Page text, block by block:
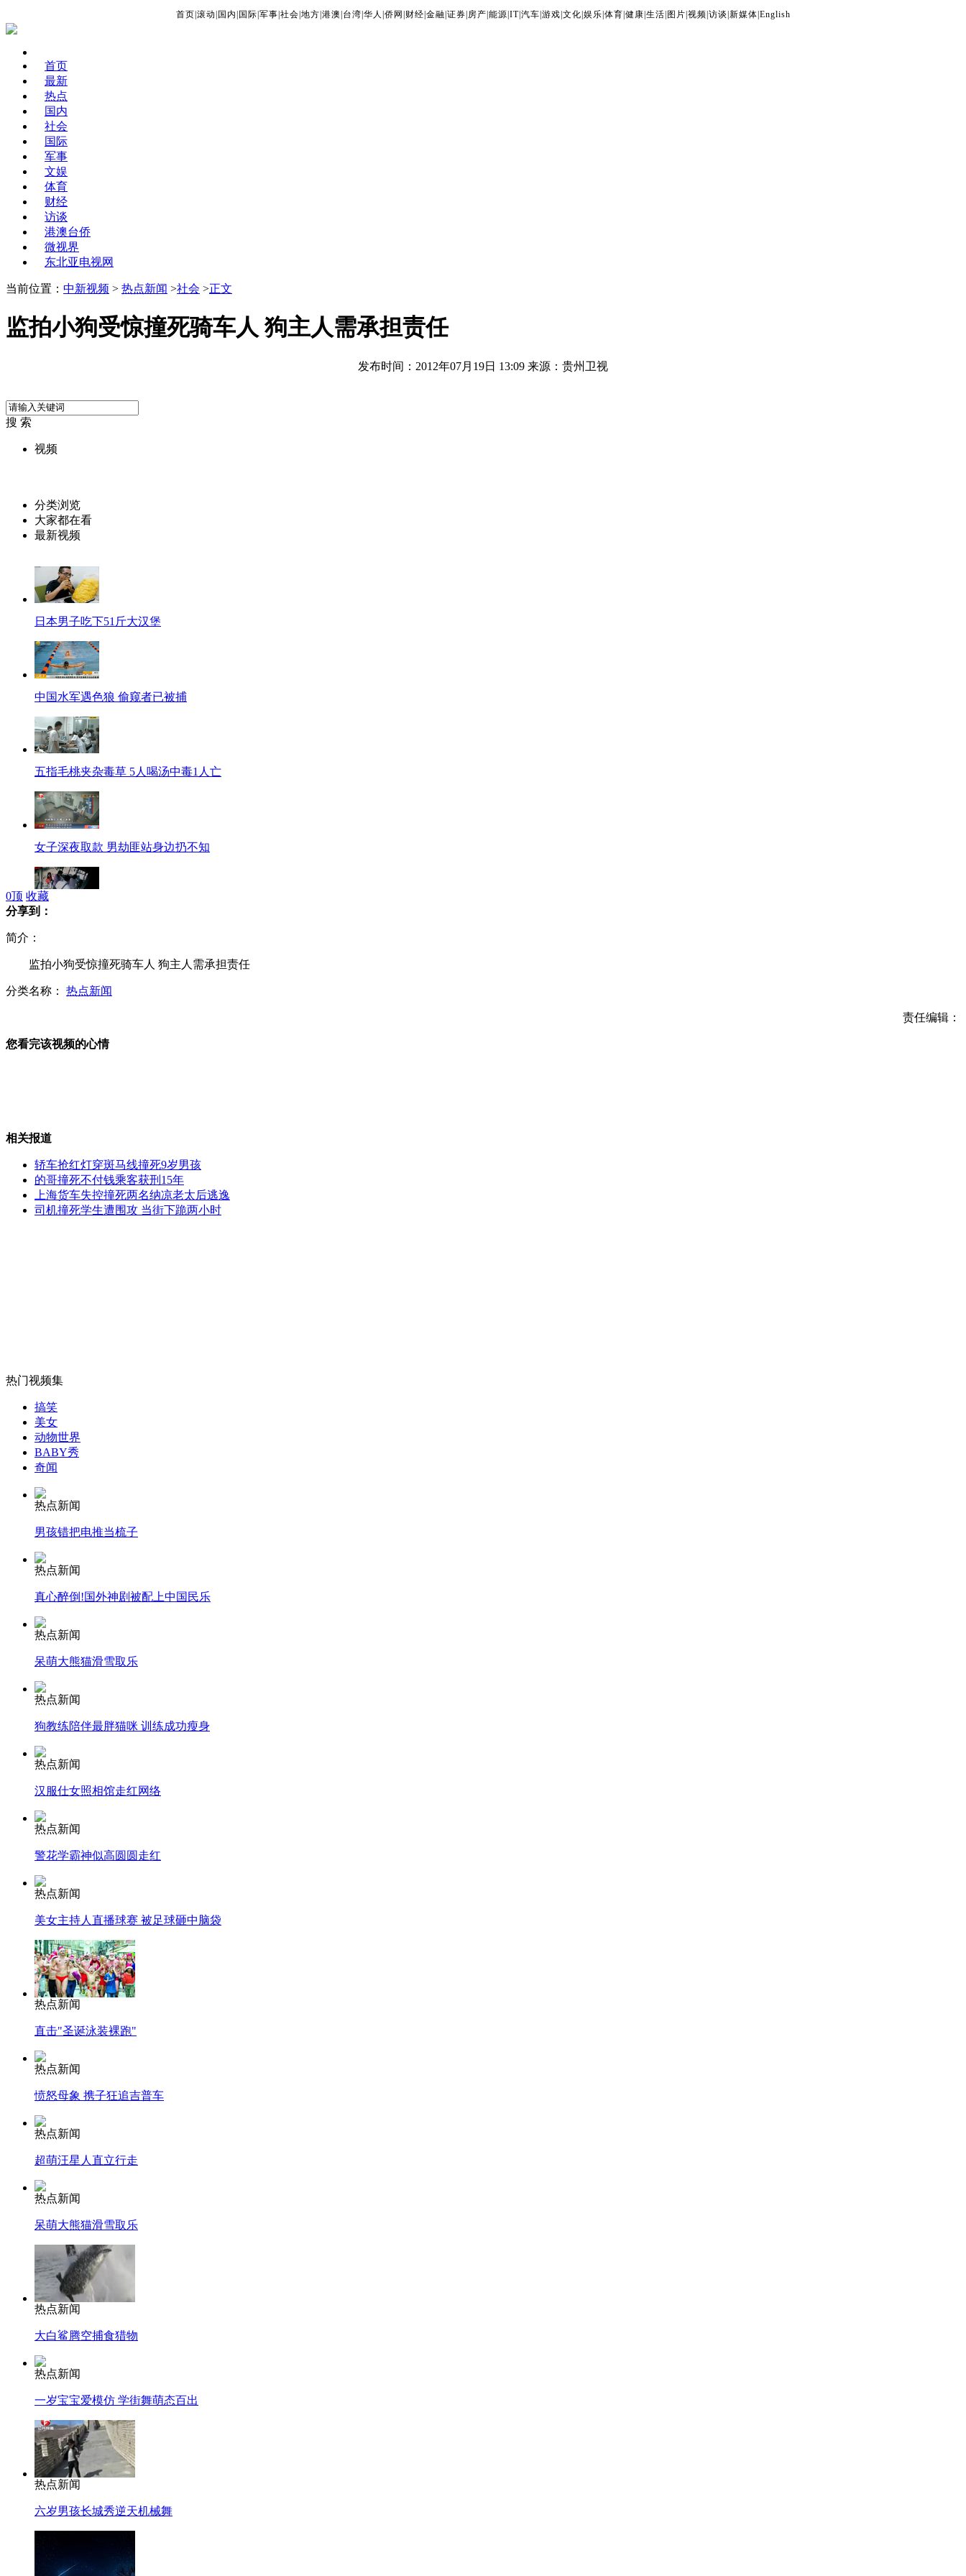
首页 滚动 国内 国际 军事 社会 地方 港澳 台湾 华人 侨网 财经 金融 证券 房产 能源 IT| 汽车 游戏 文化 娱乐 体育 健康 生活 图片 视频 访谈 新媒体 English
首页
最新
热点
国内
社会
国际
军事
文娱
体育
财经
访谈
港澳台侨
微视界
东北亚电视网
当前位置： 中新视频 > 热点新闻 >社会 >正文
监拍小狗受惊撞死骑车人 狗主人需承担责任
发布时间：2012年07月19日 13:09 来源：贵州卫视
搜 索
视频
分类浏览
大家都在看
最新视频
日本男子吃下51斤大汉堡
中国水军遇色狼 偷窥者已被捕
五指毛桃夹杂毒草 5人喝汤中毒1人亡
女子深夜取款 男劫匪站身边扔不知
眼科专家力挺眼保健操
乱扔矿泉水瓶砸伤奔驰赔4千
女孩北京地铁殴打老人 痛下狠手拳打脚踢
无痛分娩是否安全 医生回应
外交部：有关国家言论片面不公正
安徽一实载49人客车翻车
走！跟着总书记去植树
纽约上演“枕头大战”
0顶 收藏
分享到：
简介：
监拍小狗受惊撞死骑车人 狗主人需承担责任
分类名称： 热点新闻
责任编辑：
您看完该视频的心情
相关报道
轿车抢红灯穿斑马线撞死9岁男孩
的哥撞死不付钱乘客获刑15年
上海货车失控撞死两名纳凉老太后逃逸
司机撞死学生遭围攻 当街下跪两小时
热门视频集
搞笑
美女
动物世界
BABY秀
奇闻
热点新闻
男孩错把电推当梳子
热点新闻
真心醉倒!国外神剧被配上中国民乐
热点新闻
呆萌大熊猫滑雪取乐
热点新闻
狗教练陪伴最胖猫咪 训练成功瘦身
热点新闻
汉服仕女照相馆走红网络
热点新闻
警花学霸神似高圆圆走红
热点新闻
美女主持人直播球赛 被足球砸中脑袋
热点新闻
直击"圣诞泳装裸跑"
热点新闻
愤怒母象 携子狂追吉普车
热点新闻
超萌汪星人直立行走
热点新闻
呆萌大熊猫滑雪取乐
热点新闻
大白鲨腾空捕食猎物
热点新闻
一岁宝宝爱模仿 学街舞萌态百出
热点新闻
六岁男孩长城秀逆天机械舞